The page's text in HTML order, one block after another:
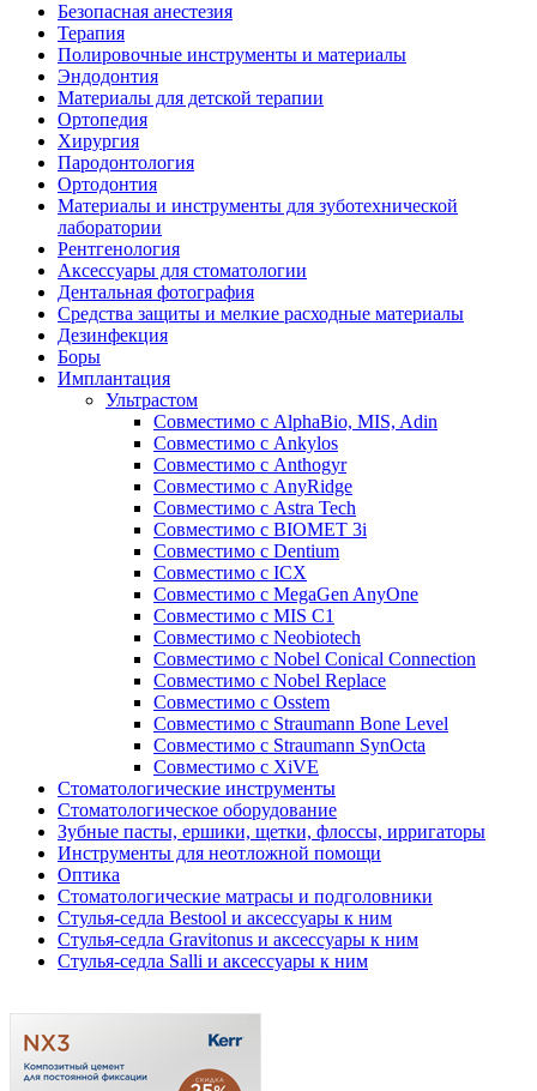
Безопасная анестезия
Терапия
Полировочные инструменты и материалы
Эндодонтия
Материалы для детской терапии
Ортопедия
Хирургия
Пародонтология
Ортодонтия
Материалы и инструменты для зуботехнической
лаборатории
Рентгенология
Аксессуары для стоматологии
Дентальная фотография
Средства защиты и мелкие расходные материалы
Дезинфекция
Боры
Имплантация
Ультрастом
Совместимо с AlphaBio, MIS, Adin
Совместимо с Ankylos
Совместимо с Anthogyr
Совместимо с AnyRidge
Совместимо с Astra Tech
Совместимо с BIOMET 3i
Совместимо с Dentium
Совместимо с ICX
Совместимо с MegaGen AnyOne
Совместимо с MIS С1
Совместимо с Neobiotech
Совместимо с Nobel Conical Connection
Совместимо с Nobel Replace
Совместимо с Osstem
Совместимо с Straumann Bone Level
Совместимо с Straumann SynOcta
Совместимо с XiVE
Стоматологические инструменты
Стоматологическое оборудование
Зубные пасты, ершики, щетки, флоссы, ирригаторы
Инструменты для неотложной помощи
Оптика
Стоматологические матрасы и подголовники
Стулья-седла Bestool и аксессуары к ним
Стулья-седла Gravitonus и аксессуары к ним
Стулья-седла Salli и аксессуары к ним